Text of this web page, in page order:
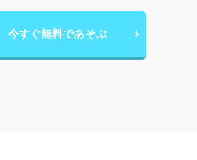
今すぐ無料であそぶ